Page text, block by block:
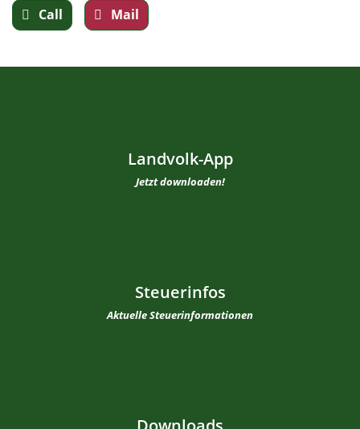
Call Mail
Landvolk-App
Jetzt downloaden!
Steuerinfos
Aktuelle Steuerinformationen